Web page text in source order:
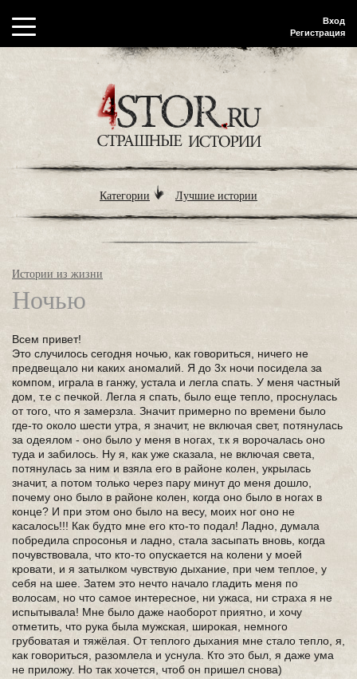
Вход
Регистрация
Категории Лучшие истории
Истории из жизни
Ночью
Всем привет!
Это случилось сегодня ночью, как говориться, ничего не
предвещало ни каких аномалий. Я до 3х ночи посидела за
компом, играла в ганжу, устала и легла спать. У меня частный
дом, т.е с печкой. Легла я спать, было еще тепло, проснулась
от того, что я замерзла. Значит примерно по времени было
где-то около шести утра, я значит, не включая свет, потянулась
за одеялом - оно было у меня в ногах, т.к я ворочалась оно
туда и забилось. Ну я, как уже сказала, не включая света,
потянулась за ним и взяла его в районе колен, укрылась
значит, а потом только через пару минут до меня дошло,
почему оно было в районе колен, когда оно было в ногах в
конце? И при этом оно было на весу, моих ног оно не
касалось!!! Как будто мне его кто-то подал! Ладно, думала
побредила спросонья и ладно, стала засыпать вновь, когда
почувствовала, что кто-то опускается на колени у моей
кровати, и я затылком чувствую дыхание, при чем теплое, у
себя на шее. Затем это нечто начало гладить меня по
волосам, но что самое интересное, ни ужаса, ни страха я не
испытывала! Мне было даже наоборот приятно, и хочу
отметить, что рука была мужская, широкая, немного
грубоватая и тяжёлая. От теплого дыхания мне стало тепло, я,
как говориться, разомлела и уснула. Кто это был, я даже ума
не приложу. Но так хочется, чтоб он пришел снова)